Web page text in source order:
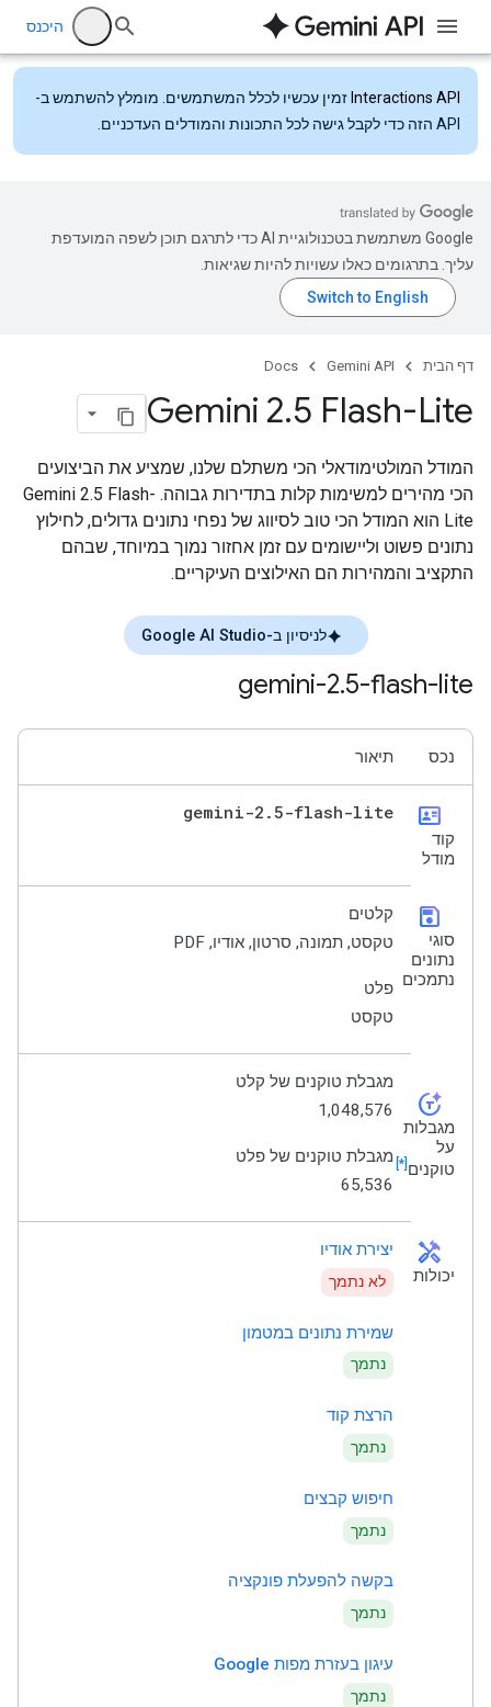
היכנס
Interactions API זמין עכשיו לכלל המשתמשים. מומלץ להשתמש ב-
API הזה כדי לקבל גישה לכל התכונות והמודלים העדכניים.
‫Google משתמשת בטכנולוגיית AI כדי לתרגם תוכן לשפה המועדפת
עליך. בתרגומים כאלו עשויות להיות שגיאות.
דף הבית Gemini API
Docs
Gemini ‎2.5 Flash-Lite
המודל המולטימודאלי הכי משתלם שלנו, שמציע את הביצועים
הכי מהירים למשימות קלות בתדירות גבוהה. ‫Gemini 2.5 Flash-
Lite הוא המודל הכי טוב לסיווג של נפחי נתונים גדולים, לחילוץ
נתונים פשוט וליישומים עם זמן אחזור נמוך במיוחד, שבהם
התקציב והמהירות הם האילוצים העיקריים.
לניסיון ב-Google AI Studio
gemini-2.5-flash-lite
נכס תיאור
id_card
קוד
מודל
gemini-2 .5-flash-lite
save
סוגי
נתונים
נתמכים
קלטים
טקסט, תמונה, סרטון, אודיו, PDF
פלט
טקסט
token_auto
מגבלות
על
טוקנים [*]
מגבלת טוקנים של קלט
1,048,576
מגבלת טוקנים של פלט
65,536
handyman
יכולות
יצירת אודיו
לא נתמך
שמירת נתונים במטמון
נתמך
הרצת קוד
נתמך
חיפוש קבצים
נתמך
בקשה להפעלת פונקציה
נתמך
עיגון בעזרת מפות Google
נתמך